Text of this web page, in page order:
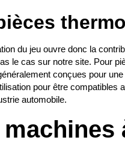
du jeu ouvre donc la
le cas sur notre site. Pour
conçues pour
pour être
automobile.